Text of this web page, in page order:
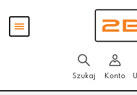
Pokaż
menu
Szukaj Konto